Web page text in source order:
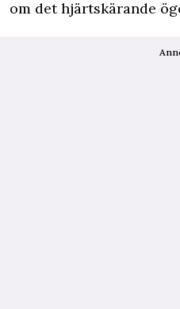
om det hjärtskärande